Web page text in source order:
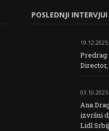
POSLEDNJI INTERVJUI
19.12.2025
Predrag
03.10.2025
Ana
izvršni
Lidl